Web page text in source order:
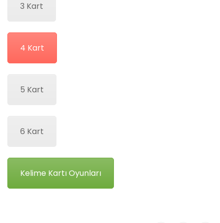
3 Kart
4 Kart
5 Kart
6 Kart
Kelime Kartı Oyunları